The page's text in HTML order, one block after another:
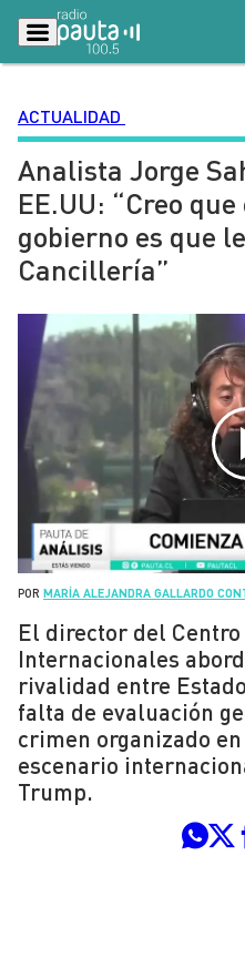
Podcasts
Lo Último
Ciudad
Tendencias
Entretención y Cultura
Dato en Pauta
Contenido Patrocinado
ACTUALIDAD
Analista Jorge
EE.UU: “Creo
gobierno es que
Cancillería”
POR MARÍA ALEJANDRA GALLARDO
El director del
Internacionales
rivalidad entre
falta de evaluación
crimen organizado
escenario
Trump.